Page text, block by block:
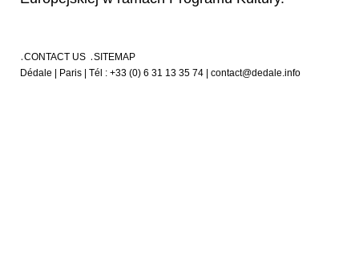
CONTACT US
SITEMAP
Dédale | Paris | Tél : +33 (0) 6 31 13 35 74 | contact@dedale.info